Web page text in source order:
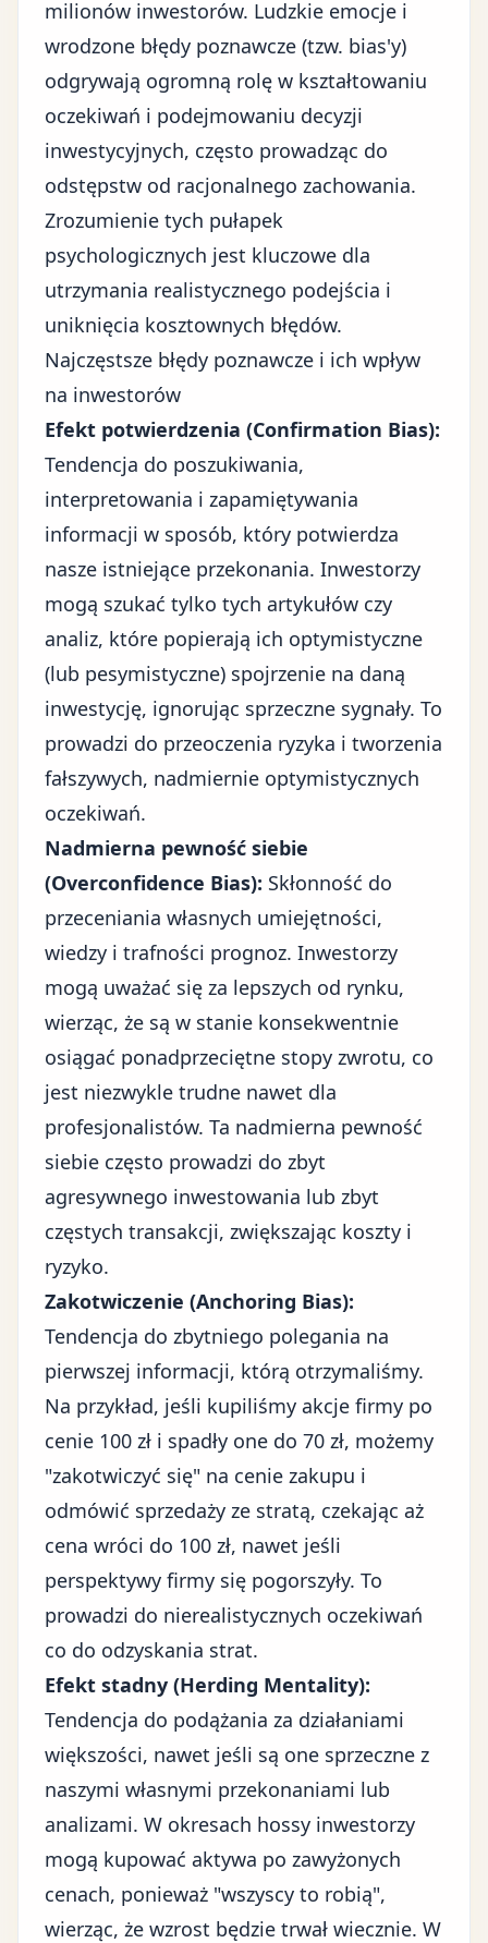
milionów inwestorów. Ludzkie emocje i
wrodzone błędy poznawcze (tzw. bias'y)
odgrywają ogromną rolę w kształtowaniu
oczekiwań i podejmowaniu decyzji
inwestycyjnych, często prowadząc do
odstępstw od racjonalnego zachowania.
Zrozumienie tych pułapek
psychologicznych jest kluczowe dla
utrzymania realistycznego podejścia i
uniknięcia kosztownych błędów.
Najczęstsze błędy poznawcze i ich wpływ
na inwestorów
Efekt potwierdzenia (Confirmation Bias):
Tendencja do poszukiwania,
interpretowania i zapamiętywania
informacji w sposób, który potwierdza
nasze istniejące przekonania. Inwestorzy
mogą szukać tylko tych artykułów czy
analiz, które popierają ich optymistyczne
(lub pesymistyczne) spojrzenie na daną
inwestycję, ignorując sprzeczne sygnały. To
prowadzi do przeoczenia ryzyka i tworzenia
fałszywych, nadmiernie optymistycznych
oczekiwań.
Nadmierna pewność siebie
(Overconfidence Bias): Skłonność do
przeceniania własnych umiejętności,
wiedzy i trafności prognoz. Inwestorzy
mogą uważać się za lepszych od rynku,
wierząc, że są w stanie konsekwentnie
osiągać ponadprzeciętne stopy zwrotu, co
jest niezwykle trudne nawet dla
profesjonalistów. Ta nadmierna pewność
siebie często prowadzi do zbyt
agresywnego inwestowania lub zbyt
częstych transakcji, zwiększając koszty i
ryzyko.
Zakotwiczenie (Anchoring Bias):
Tendencja do zbytniego polegania na
pierwszej informacji, którą otrzymaliśmy.
Na przykład, jeśli kupiliśmy akcje firmy po
cenie 100 zł i spadły one do 70 zł, możemy
"zakotwiczyć się" na cenie zakupu i
odmówić sprzedaży ze stratą, czekając aż
cena wróci do 100 zł, nawet jeśli
perspektywy firmy się pogorszyły. To
prowadzi do nierealistycznych oczekiwań
co do odzyskania strat.
Efekt stadny (Herding Mentality):
Tendencja do podążania za działaniami
większości, nawet jeśli są one sprzeczne z
naszymi własnymi przekonaniami lub
analizami. W okresach hossy inwestorzy
mogą kupować aktywa po zawyżonych
cenach, ponieważ "wszyscy to robią",
wierząc, że wzrost będzie trwał wiecznie. W